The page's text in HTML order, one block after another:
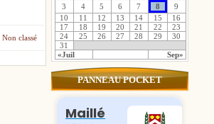
Non classé
«Juil Sep»
3
4 5 6 7 8
9
10
11 12 13 14 15
16
17
18 19 20 21 22
23
24
25 26 27 28 29
30
31
PANNEAU POCKET